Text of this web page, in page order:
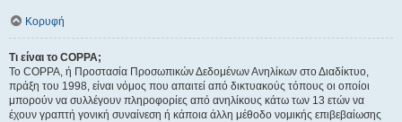
Κορυφή
Τι είναι το COPPA;
Το COPPA, ή Προστασία Προσωπικών Δεδομένων Ανηλίκων στο Διαδίκτυο,
πράξη του 1998, είναι νόμος που απαιτεί από δικτυακούς τόπους οι οποίοι
μπορούν να συλλέγουν πληροφορίες από ανηλίκους κάτω των 13 ετών να
έχουν γραπτή γονική συναίνεση ή κάποια άλλη μέθοδο νομικής επιβεβαίωσης